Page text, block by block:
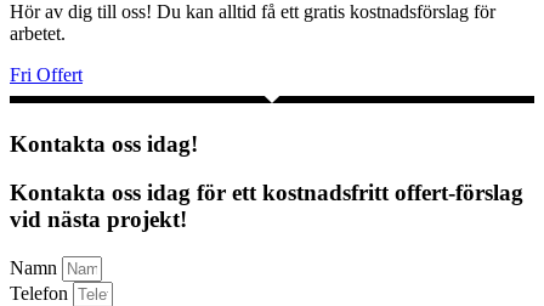
Hör av dig till oss! Du kan alltid få ett gratis kostnadsförslag för
arbetet.
Fri Offert
Kontakta oss idag!
Kontakta oss idag för ett kostnadsfritt offert-förslag
vid nästa projekt!
Namn
Telefon